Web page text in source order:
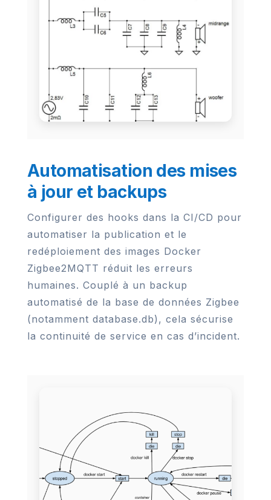
Automatisation des mises
à jour et backups
Configurer des hooks dans la CI/CD pour
automatiser la publication et le
redéploiement des images Docker
Zigbee2MQTT réduit les erreurs
humaines. Couplé à un backup
automatisé de la base de données Zigbee
(notamment database.db), cela sécurise
la continuité de service en cas d’incident.